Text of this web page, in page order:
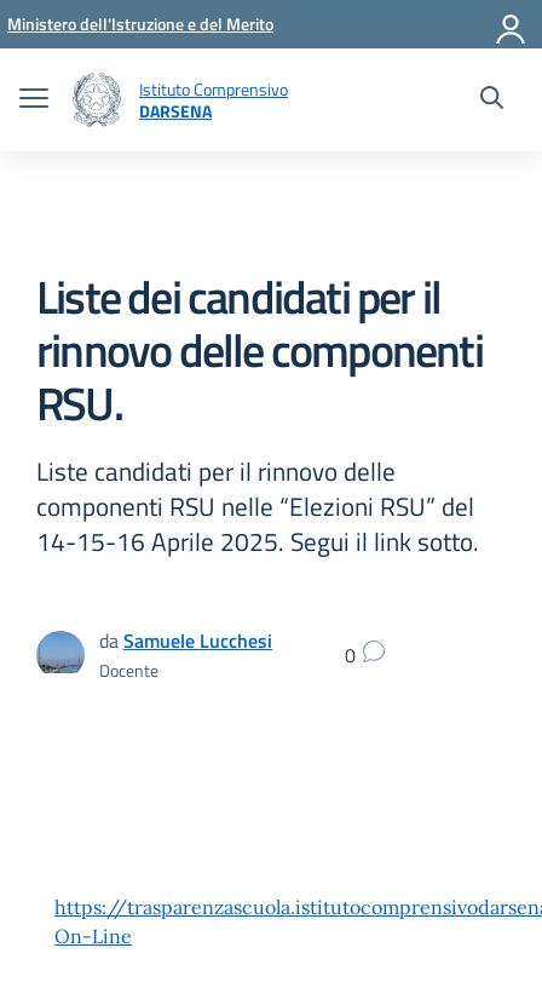
Vai ai contenuti
Vai al menu di navigazione
Vai al footer
Ministero dell'Istruzione e del Merito
Istituto Comprensivo
DARSENA
Liste dei candidati per il
rinnovo delle componenti
RSU.
Liste candidati per il rinnovo delle
componenti RSU nelle “Elezioni RSU” del
14-15-16 Aprile 2025. Segui il link sotto.
daSamuele Lucchesi
Docente 0
https://
On-Line